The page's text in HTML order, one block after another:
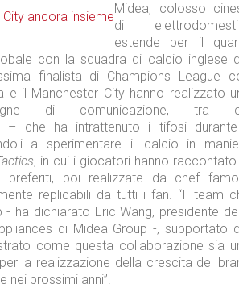
Midea, colosso
di
estende per il
con la squadra di calcio inglese
finalista di Champions League
e il Manchester City hanno realizzato
di comunicazione, tra
– che ha intrattenuto i tifosi
a sperimentare il calcio in
, in cui i giocatori hanno raccontato
poi realizzate da chef
replicabili da tutti i fan. “Il team
- ha dichiarato Eric Wang, presidente
di Midea Group -, supportato
come questa collaborazione sia
la realizzazione della crescita del
nei prossimi anni”.